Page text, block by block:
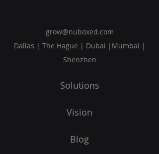
grow@nuboxed.com
Dallas | The Hague | Dubai |Mumbai |
Shenzhen
Solutions
Vision
Blog